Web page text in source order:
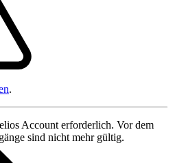
.
Account erforderlich. Vor dem
sind nicht mehr gültig.